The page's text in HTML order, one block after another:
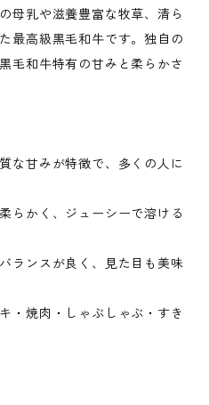
母乳や滋養豊富な牧草、清ら
最高級黒毛和牛です。独自の
毛和牛特有の甘みと柔らかさ
な甘みが特徴で、多くの人に
らかく、ジューシーで溶ける
ランスが良く、見た目も美味
・焼肉・しゃぶしゃぶ・すき